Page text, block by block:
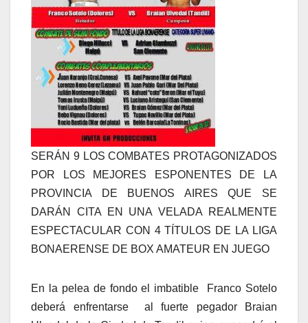
SERÁN 9 LOS COMBATES PROTAGONIZADOS
POR LOS MEJORES ESPONENTES DE LA
PROVINCIA DE BUENOS AIRES QUE SE
DARÁN CITA EN UNA VELADA REALMENTE
ESPECTACULAR CON 4 TÍTULOS DE LA LIGA
BONAERENSE DE BOX AMATEUR EN JUEGO
En la pelea de fondo el imbatible Franco Sotelo
deberá enfrentarse al fuerte pegador Braian